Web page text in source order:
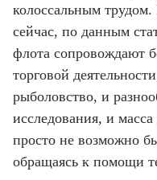
колоссальным
сейчас, по данным
флота сопровождают
торговой
рыболовство, и
исследования, и
просто не возможно
обращаясь к помощи